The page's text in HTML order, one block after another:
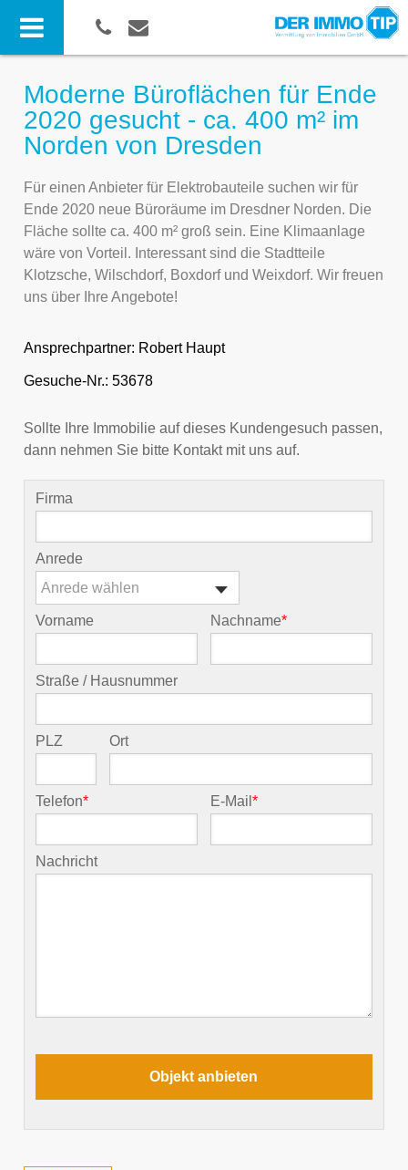
Moderne Büroflächen für Ende
2020 gesucht - ca. 400 m² im
Norden von Dresden
Für einen Anbieter für Elektrobauteile suchen wir für
Ende 2020 neue Büroräume im Dresdner Norden. Die
Fläche sollte ca. 400 m² groß sein. Eine Klimaanlage
wäre von Vorteil. Interessant sind die Stadtteile
Klotzsche, Wilschdorf, Boxdorf und Weixdorf. Wir freuen
uns über Ihre Angebote!
Ansprechpartner: Robert Haupt
Gesuche-Nr.: 53678
Sollte Ihre Immobilie auf dieses Kundengesuch passen,
dann nehmen Sie bitte Kontakt mit uns auf.
Firma
Anrede
Anrede wählen
Vorname Nachname*
Straße / Hausnummer
PLZ Ort
Telefon* E-Mail*
Nachricht